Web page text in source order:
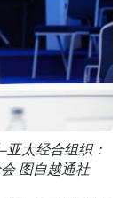
太经合组织：
图自越通社